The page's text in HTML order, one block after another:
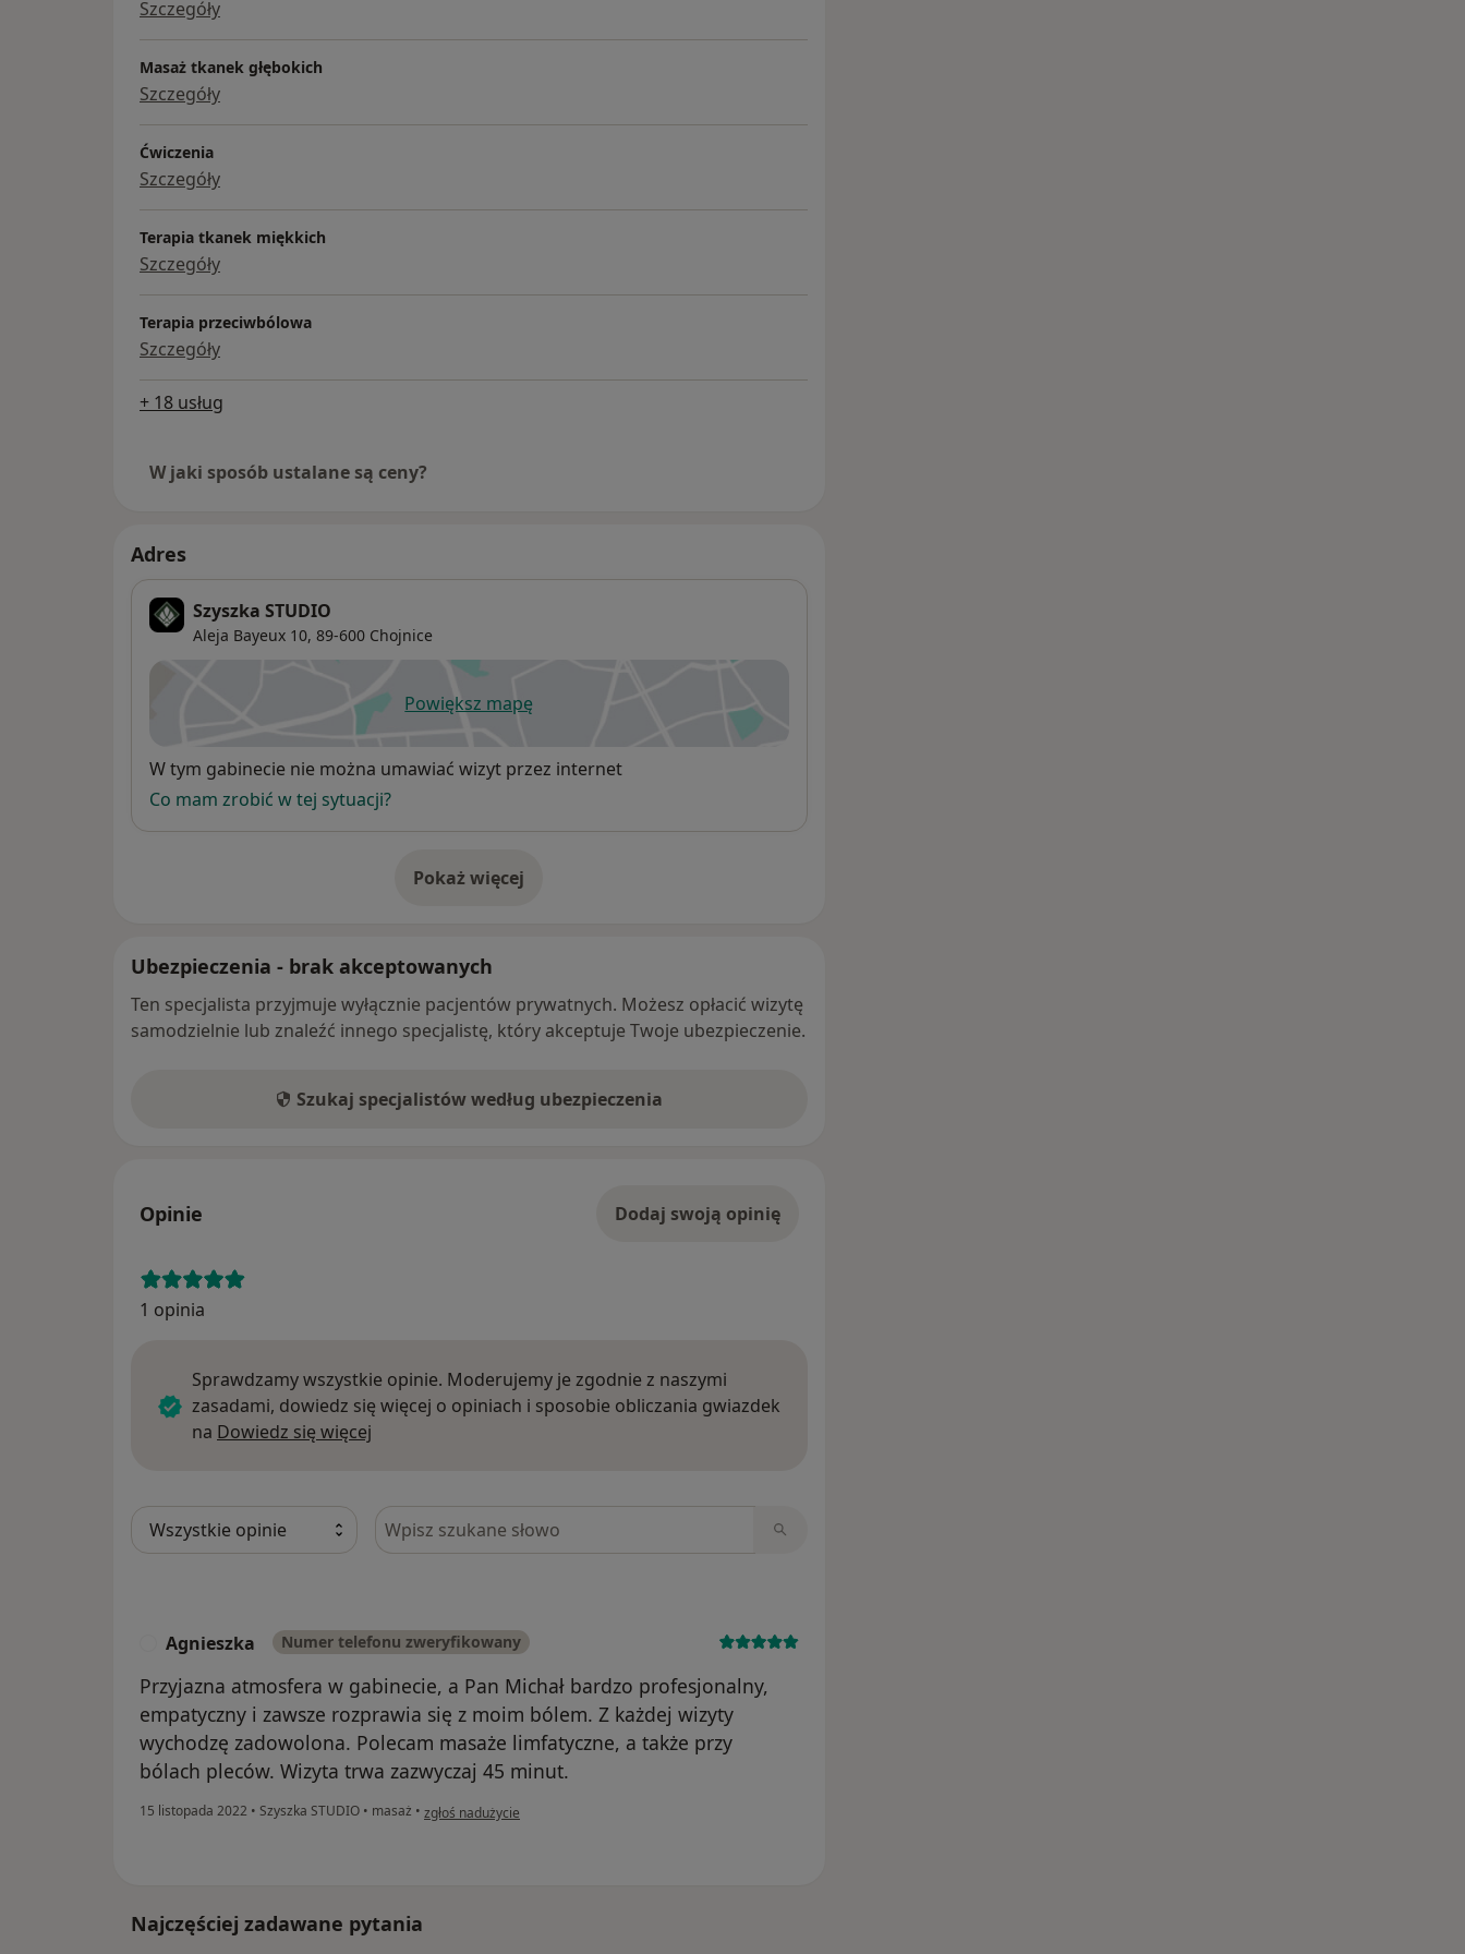
Szczegóły
Masaż tkanek głębokich
Szczegóły
Ćwiczenia
Szczegóły
Terapia tkanek miękkich
Szczegóły
Terapia przeciwbólowa
Szczegóły
+ 18 usług
W jaki sposób ustalane są ceny?
Adres
Szyszka STUDIO
Aleja Bayeux 10, 89-600 Chojnice
Powiększ mapęotwiera się w nowej karcie
Dostępność
W tym gabinecie nie można umawiać wizyt przez internet
Co mam zrobić w tej sytuacji?
Pokaż więcej
o adresie
Ubezpieczenia - brak akceptowanych
Ten specjalista przyjmuje wyłącznie pacjentów prywatnych. Możesz opłacić wizytę
samodzielnie lub znaleźć innego specjalistę, który akceptuje Twoje ubezpieczenie.
Szukaj specjalistów według ubezpieczenia
Opinie Dodaj swoją opinię
1 opinia
Sprawdzamy wszystkie opinie. Moderujemy je zgodnie z naszymi
zasadami, dowiedz się więcej o opiniach i sposobie obliczania gwiazdek
na Dowiedz się więcej
Szukaj w opiniach
Agnieszka Numer telefonu zweryfikowany
Przyjazna atmosfera w gabinecie, a Pan Michał bardzo profesjonalny,
empatyczny i zawsze rozprawia się z moim bólem. Z każdej wizyty
wychodzę zadowolona. Polecam masaże limfatyczne, a także przy
bólach pleców. Wizyta trwa zazwyczaj 45 minut.
15 listopada 2022 • Szyszka STUDIO • masaż • w opinii użytkownika Agnieszka
zgłoś nadużycie
Najczęściej zadawane pytania